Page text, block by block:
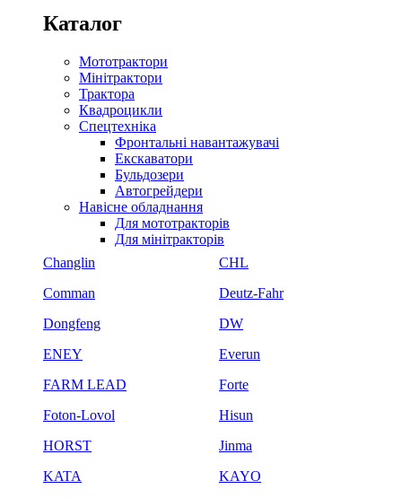
Каталог
Мототрактори
Мінітрактори
Трактора
Квадроцикли
Спецтехніка
Фронтальні навантажувачі
Екскаватори
Бульдозери
Автогрейдери
Навісне обладнання
Для мототракторів
Для мінітракторів
Changlin
CHL
Comman
Deutz-Fahr
Dongfeng
DW
ENEY
Everun
FARM LEAD
Forte
Foton-Lovol
Hisun
HORST
Jinma
KATA
KAYO